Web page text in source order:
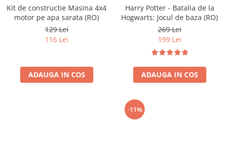
Kit de constructie Masina 4x4
motor pe apa sarata (RO)
129 Lei
116 Lei
ADAUGA IN COS
Harry Potter - Batalia de la
Hogwarts: Jocul de baza (RO)
269 Lei
199 Lei
ADAUGA IN COS
-11%